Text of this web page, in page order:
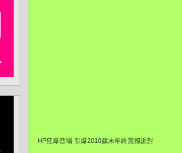
HP狂爆音場 引爆2010歲末年終震撼派對